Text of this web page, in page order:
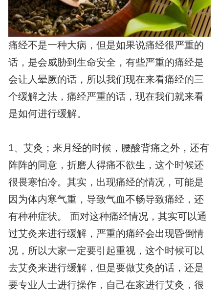
痛经不是一种大病，但是如果说痛经很严重的
话，是会威胁到生命安全，有些严重的痛经是
会让人晕厥的话，所以我们现在来看痛经的三
个缓解之法，痛经严重的话，现在我们就来看
是如何进行缓解。
1、艾灸；来月经的时候，腰酸背痛之外，还有
阵阵的同意，折磨人得痛不欲生，这个时候还
很畏寒怕冷。其实，出现痛经的情况，可能是
因为体内寒气重，导致气血不畅导致痛经，还
有种种症状。 面对这种痛经情况，其实可以通
过艾灸来进行缓解，严重的痛经会出现昏倒情
况，所以大家一定要引起重视，这个时候可以
去艾灸来进行缓解，但是要做艾灸的话，还是
要专业人士进行操作，自己在家进行艾灸，很